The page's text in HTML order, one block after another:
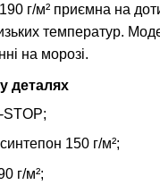
г/м² приємна на
температур.
на морозі.
деталях
STOP;
150 г/м²;
г/м²;